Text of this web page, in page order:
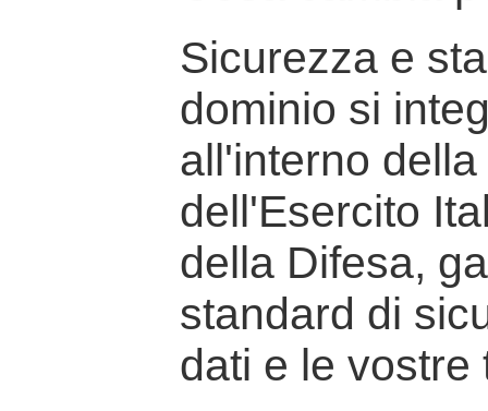
Sicurezza e
dominio si
all'interno
dell'Esercito
della Difesa,
standard di
dati e le vostre